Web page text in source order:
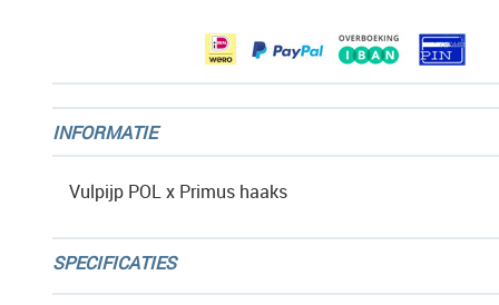
INFORMATIE
Vulpijp POL x Primus haaks
SPECIFICATIES